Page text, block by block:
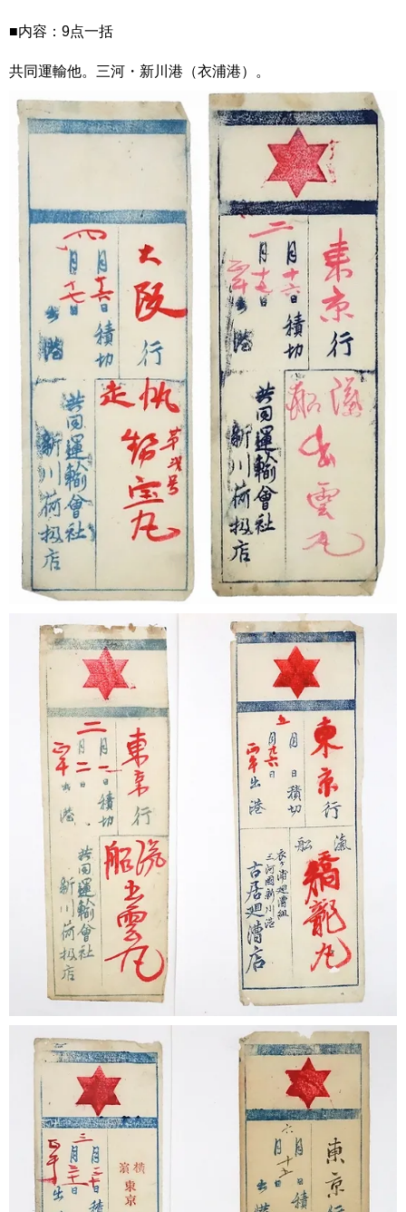
■内容：9点一括
共同運輸他。三河・新川港（衣浦港）。